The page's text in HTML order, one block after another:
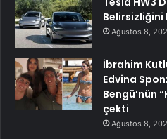
Belirsizliğini
Ağustos 8,
İbrahim
Edvina
Bengü’nün
çekti
Ağustos 8,